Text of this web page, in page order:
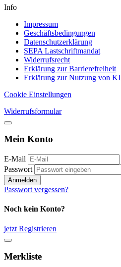
Info
Impressum
Geschäftsbedingungen
Datenschutzerklärung
SEPA Lastschriftmandat
Widerrufsrecht
Erklärung zur Barrierefreiheit
Erklärung zur Nutzung von KI
Cookie Einstellungen
Widerrufsformular
Mein Konto
E-Mail
Passwort
Anmelden
Passwort vergessen?
Noch kein Konto?
jetzt Registrieren
Merkliste